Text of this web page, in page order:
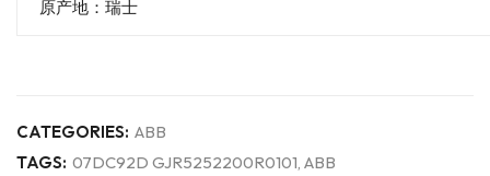
原产地：瑞士
CATEGORIES: ABB
TAGS: 07DC92D GJR5252200R0101 ABB